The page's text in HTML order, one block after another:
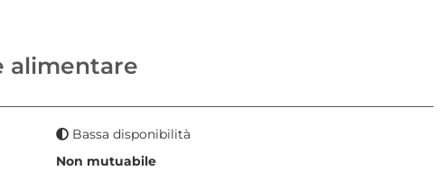
alimentare
Bassa disponibilità
Non mutuabile